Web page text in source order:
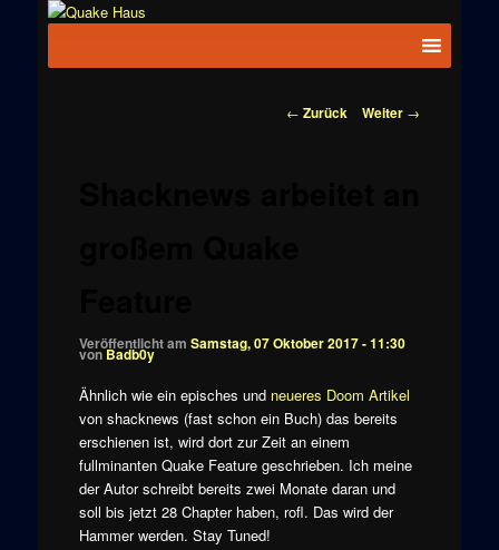
News zu
Beitragsnavigation
← Zurück Weiter →
Veröffentlicht am Samstag, 07 Oktober 2017 - 11:30
vonBadb0y
Ähnlich wie ein episches und neueres Doom Artikel
von shacknews (fast schon ein Buch) das bereits
erschienen ist, wird dort zur Zeit an einem
fullminanten Quake Feature geschrieben. Ich meine
der Autor schreibt bereits zwei Monate daran und
soll bis jetzt 28 Chapter haben, rofl. Das wird der
Hammer werden. Stay Tuned!